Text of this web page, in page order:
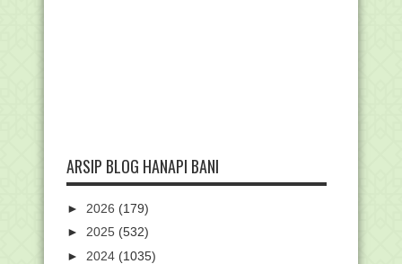
ARSIP BLOG HANAPI BANI
► 2026 (179)
► 2025 (532)
► 2024 (1035)